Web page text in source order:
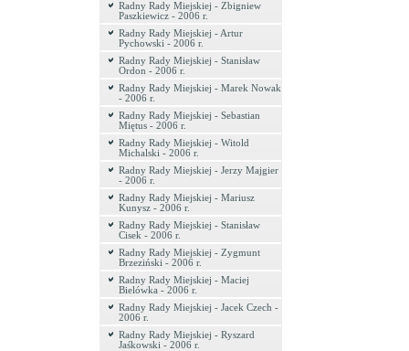
Radny Rady Miejskiej - Zbigniew
Paszkiewicz - 2006 r.
Radny Rady Miejskiej - Artur
Pychowski - 2006 r.
Radny Rady Miejskiej - Stanisław
Ordon - 2006 r.
Radny Rady Miejskiej - Marek Nowak
- 2006 r.
Radny Rady Miejskiej - Sebastian
Miętus - 2006 r.
Radny Rady Miejskiej - Witold
Michalski - 2006 r.
Radny Rady Miejskiej - Jerzy Majgier
- 2006 r.
Radny Rady Miejskiej - Mariusz
Kunysz - 2006 r.
Radny Rady Miejskiej - Stanisław
Cisek - 2006 r.
Radny Rady Miejskiej - Zygmunt
Brzeziński - 2006 r.
Radny Rady Miejskiej - Maciej
Bielówka - 2006 r.
Radny Rady Miejskiej - Jacek Czech -
2006 r.
Radny Rady Miejskiej - Ryszard
Jaśkowski - 2006 r.